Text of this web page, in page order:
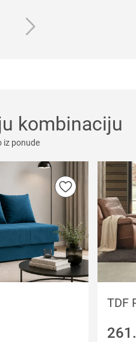
kombinaciju
iz ponude
TDF